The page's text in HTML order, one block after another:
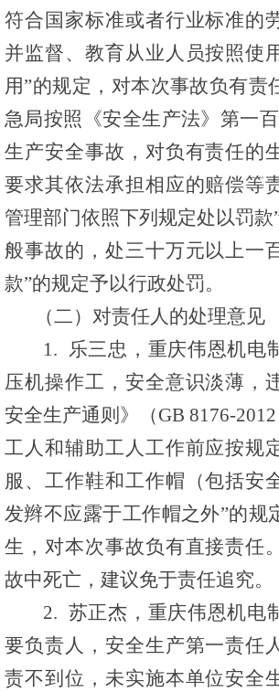
符合国家标准或者行业标准的
并监督、教育从业人员按照使
用”的规定，对本次事故负有责
急局按照《安全生产法》第一
生产安全事故，对负有责任的
要求其依法承担相应的赔偿等
管理部门依照下列规定处以罚款
般事故的，处三十万元以上一
款”的规定予以行政处罚。
（二）对责任人的处理意见
1. 乐三忠，重庆伟恩机电
压机操作工，安全意识淡薄，
安全生产通则》（GB 8176-
工人和辅助工人工作前应按规
服、工作鞋和工作帽（包括安
发辫不应露于工作帽之外”的规
生，对本次事故负有直接责任
故中死亡，建议免于责任追究。
2. 苏正杰，重庆伟恩机电
要负责人，安全生产第一责任
责不到位，未实施本单位安全